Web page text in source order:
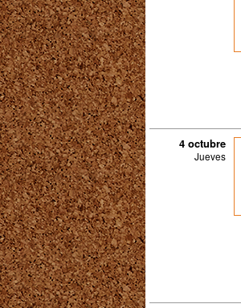
4 octubre
Jueves